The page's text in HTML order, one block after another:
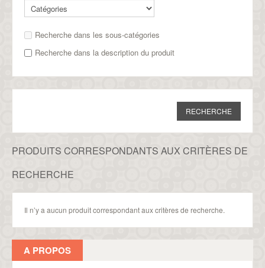
Recherche dans les sous-catégories
Recherche dans la description du produit
PRODUITS CORRESPONDANTS AUX CRITÈRES DE
RECHERCHE
Il n’y a aucun produit correspondant aux critères de recherche.
A PROPOS